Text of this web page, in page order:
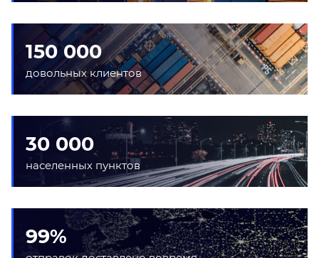
150 000
довольных клиентов
30 000
населенных пунктов
99%